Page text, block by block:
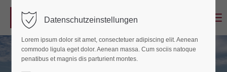
Login
Benutzername
Datenschutzeinstellungen
Lorem ipsum dolor sit amet, consectetuer adipiscing elit. Aenean
commodo ligula eget dolor. Aenean massa. Cum sociis natoque
penatibus et magnis dis parturient montes.